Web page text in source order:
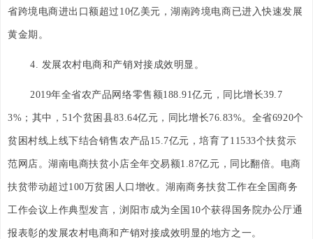
省跨境电商进出口额超过10亿美元，湖南跨境电商已进入快速发展
黄金期。
4. 发展农村电商和产销对接成效明显。
2019年全省农产品网络零售额188.91亿元，同比增长39.7
3%；其中，51个贫困县83.64亿元，同比增长76.83%。全省6920个
贫困村线上线下结合销售农产品15.7亿元，培育了11533个扶贫示
范网店。湖南电商扶贫小店全年交易额1.87亿元，同比翻倍。电商
扶贫带动超过100万贫困人口增收。湖南商务扶贫工作在全国商务
工作会议上作典型发言，浏阳市成为全国10个获得国务院办公厅通
报表彰的发展农村电商和产销对接成效明显的地方之一。